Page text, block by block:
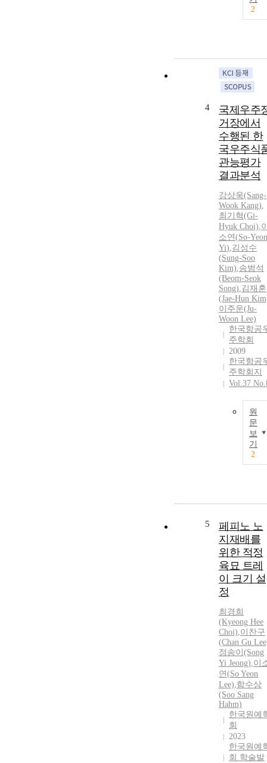
2
4
국제우주
거장에서
수행된 한
국우주식
관능평가
결과분석
강상욱(Sang-
Wook Kang),
최기혁(Gi-
Hyuk Choi),
소연(So-Yeon
Yi),김성수
(Sung-Soo
Kim),송범석
(Beom-Seok
Song),김재훈
(Jae-Hun
이주운(Ju-
Woon Lee)
한국항공
주학회
2009
한국항공
주학회지
Vol.37
원
문
보
기
2
5
페피노 노
지재배를
위한 적정
육묘 트레
이 크기 설
정
최경희
(Kyeong Hee
Choi),이찬구
(Chan Gu
정송이(Song
Yi Jeong),이
연(So Yeon
Lee),함수상
(Soo Sang
Hahm)
한국원예
회
2023
한국원예
회 학술발